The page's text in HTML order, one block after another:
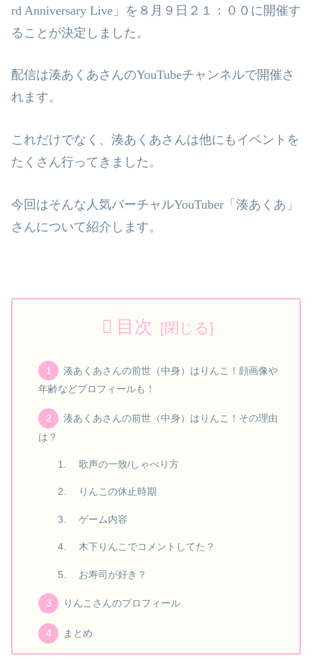
rd Anniversary Live 」を８月９日２１：００に開催す
ることが決定しました。
配信は湊あくあさんのYouTubeチャンネルで開催さ
れます。
これだけでなく、湊あくあさんは他にもイベントを
たくさん行ってきました。
今回はそんな人気バーチャルYouTuber 「湊あくあ」
さんについて紹介します。
目次
湊あくあさんの前世（中身）はりんこ！顔画像や
年齢などプロフィールも！
湊あくあさんの前世（中身）はりんこ！その理由
は？
歌声の一致/しゃべり方
りんこの休止時期
ゲーム内容
木下りんこでコメントしてた？
お寿司が好き？
りんこさんのプロフィール
まとめ